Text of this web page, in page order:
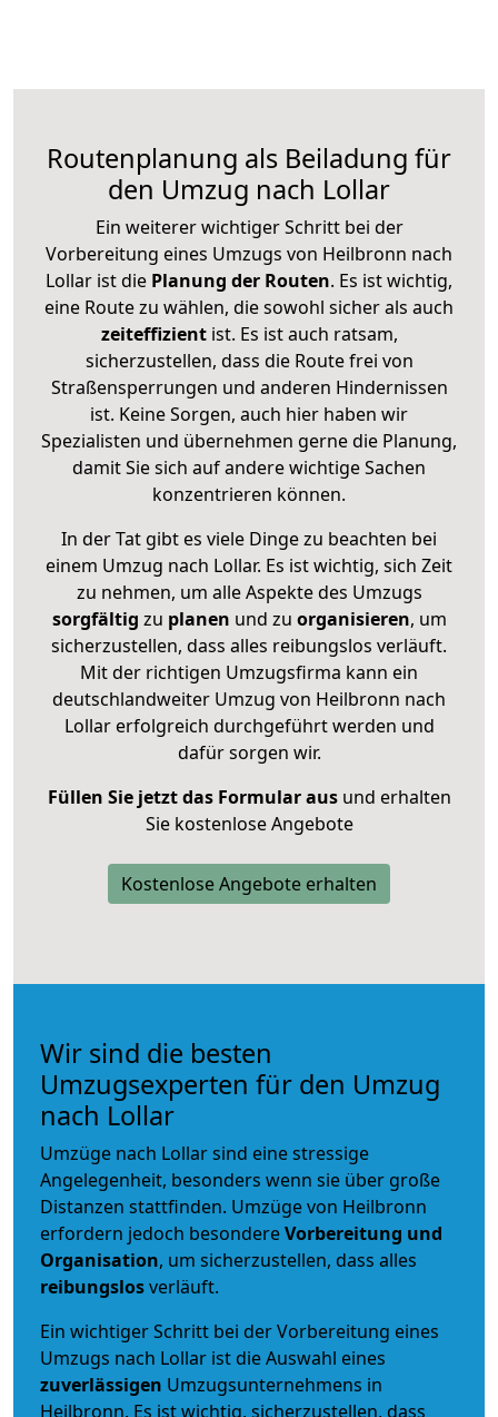
Routenplanung als Beiladung für
den Umzug nach Lollar
Ein weiterer wichtiger Schritt bei der
Vorbereitung eines Umzugs von Heilbronn nach
Lollar ist die Planung der Routen. Es ist wichtig,
eine Route zu wählen, die sowohl sicher als auch
zeiteffizientist. Es ist auch ratsam,
sicherzustellen, dass die Route frei von
Straßensperrungen und anderen Hindernissen
ist. Keine Sorgen, auch hier haben wir
Spezialisten und übernehmen gerne die Planung,
damit Sie sich auf andere wichtige Sachen
konzentrieren können.
In der Tat gibt es viele Dinge zu beachten bei
einem Umzug nach Lollar. Es ist wichtig, sich Zeit
zu nehmen, um alle Aspekte des Umzugs
sorgfältig zu planen und zu organisieren, um
sicherzustellen, dass alles reibungslos verläuft.
Mit der richtigen Umzugsfirma kann ein
deutschlandweiter Umzug von Heilbronn nach
Lollar erfolgreich durchgeführt werden und
dafür sorgen wir.
Füllen Sie jetzt das Formular ausund erhalten
Sie kostenlose Angebote
Kostenlose Angebote erhalten
Wir sind die besten
Umzugsexperten für den Umzug
nach Lollar
Umzüge nach Lollar sind eine stressige
Angelegenheit, besonders wenn sie über große
Distanzen stattfinden. Umzüge von Heilbronn
erfordern jedoch besondereVorbereitung und
Organisation, um sicherzustellen, dass alles
reibungslosverläuft.
Ein wichtiger Schritt bei der Vorbereitung eines
Umzugs nach Lollar ist die Auswahl eines
zuverlässigen Umzugsunternehmens in
Heilbronn. Es ist wichtig, sicherzustellen, dass